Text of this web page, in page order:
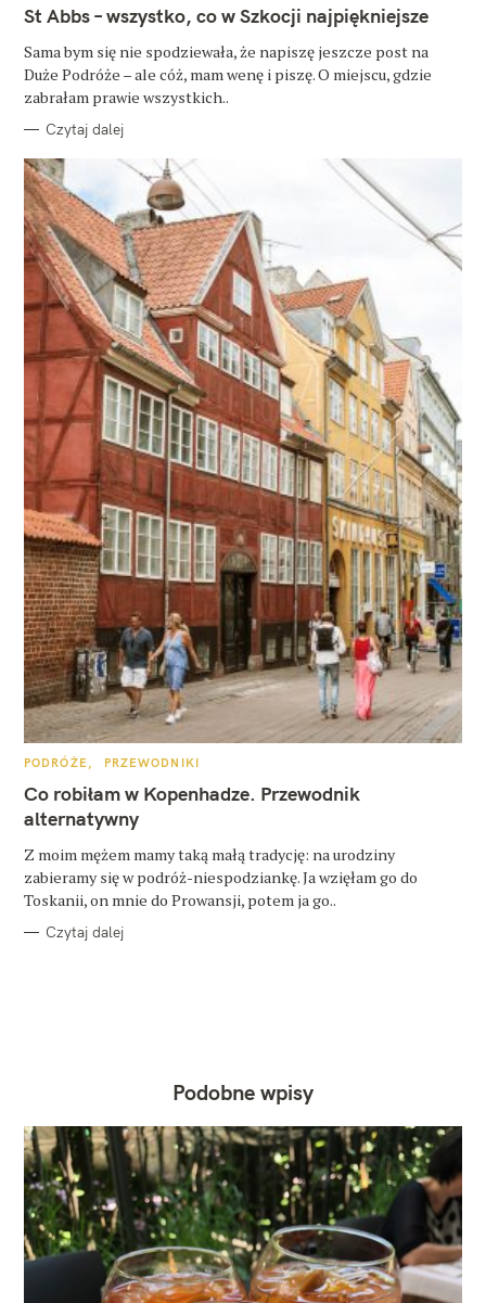
T
E
O
R
I
St Abbs – wszystko, co w Szkocji najpiękniejsze
Sama bym się nie spodziewała, że napiszę jeszcze post na
Duże Podróże – ale cóż, mam wenę i piszę. O miejscu, gdzie
zabrałam prawie wszystkich..
Czytaj dalej
K
T
E
G
O
I
PODRÓŻE PRZEWODNIKI
Co robiłam w Kopenhadze. Przewodnik
alternatywny
Z moim mężem mamy taką małą tradycję: na urodziny
zabieramy się w podróż-niespodziankę. Ja wzięłam go do
Toskanii, on mnie do Prowansji, potem ja go..
Czytaj dalej
Podobne wpisy